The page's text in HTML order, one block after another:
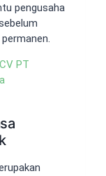
pengusaha
PT